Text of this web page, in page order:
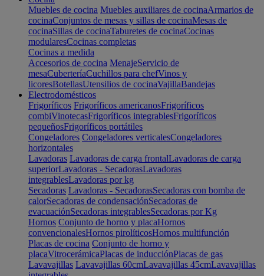
Muebles de cocina Muebles auxiliares de cocinaArmarios de
cocinaConjuntos de mesas y sillas de cocinaMesas de
cocinaSillas de cocinaTaburetes de cocinaCocinas
modularesCocinas completas
Cocinas a medida
Accesorios de cocina MenajeServicio de
mesaCuberteríaCuchillos para chefVinos y
licoresBotellasUtensilios de cocinaVajillaBandejas
Electrodomésticos
Frigoríficos Frigoríficos americanosFrigoríficos
combiVinotecasFrigoríficos integrablesFrigoríficos
pequeñosFrigoríficos portátiles
Congeladores Congeladores verticalesCongeladores
horizontales
Lavadoras Lavadoras de carga frontalLavadoras de carga
superiorLavadoras - SecadorasLavadoras
integrablesLavadoras por kg
Secadoras Lavadoras - SecadorasSecadoras con bomba de
calorSecadoras de condensaciónSecadoras de
evacuaciónSecadoras integrablesSecadoras por Kg
Hornos Conjunto de horno y placaHornos
convencionalesHornos pirolíticosHornos multifunción
Placas de cocina Conjunto de horno y
placaVitrocerámicaPlacas de inducciónPlacas de gas
Lavavajillas Lavavajillas 60cmLavavajillas 45cmLavavajillas